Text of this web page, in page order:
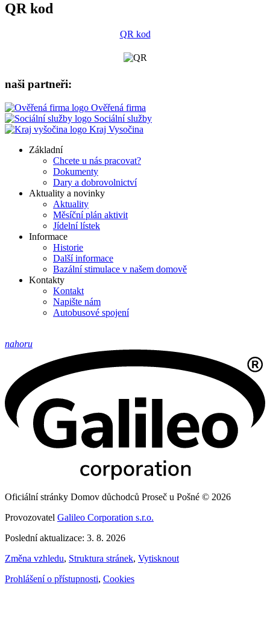
QR kod
QR kod
naši partneři:
Ověřená firma
Sociální služby
Kraj Vysočina
Základní
Chcete u nás pracovat?
Dokumenty
Dary a dobrovolnictví
Aktuality a novinky
Aktuality
Měsíční plán aktivit
Jídelní lístek
Informace
Historie
Další informace
Bazální stimulace v našem domově
Kontakty
Kontakt
Napište nám
Autobusové spojení
nahoru
Oficiální stránky Domov důchodců Proseč u Pošné © 2026
Provozovatel Galileo Corporation s.r.o.
Poslední aktualizace: 3. 8. 2026
Změna vzhledu, Struktura stránek, Vytisknout
Prohlášení o přístupnosti, Cookies